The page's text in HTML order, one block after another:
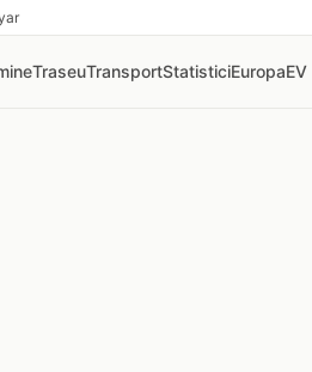
TraseuTransportStatisticiEuropaEV